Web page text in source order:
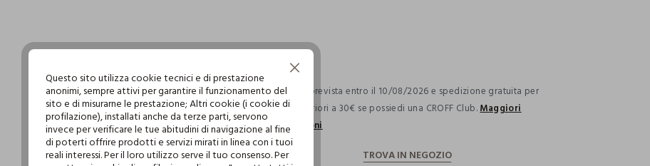
Consegna prevista entro il 10/08/2026 e spedizione gratuita per
ordini superiori a 30€ se possiedi una CROFF Club.Maggiori
informazioni
Questo sito utilizza cookie tecnici e di prestazione
anonimi, sempre attivi per garantire il funzionamento del
sito e di misurarne le prestazione; Altri cookie (i cookie di
profilazione), installati anche da terze parti, servono
invece per verificare le tue abitudini di navigazione al fine
di poterti offrire prodotti e servizi mirati in linea con i tuoi
reali interessi. Per il loro utilizzo serve il tuo consenso. Per
Continua senza accettare